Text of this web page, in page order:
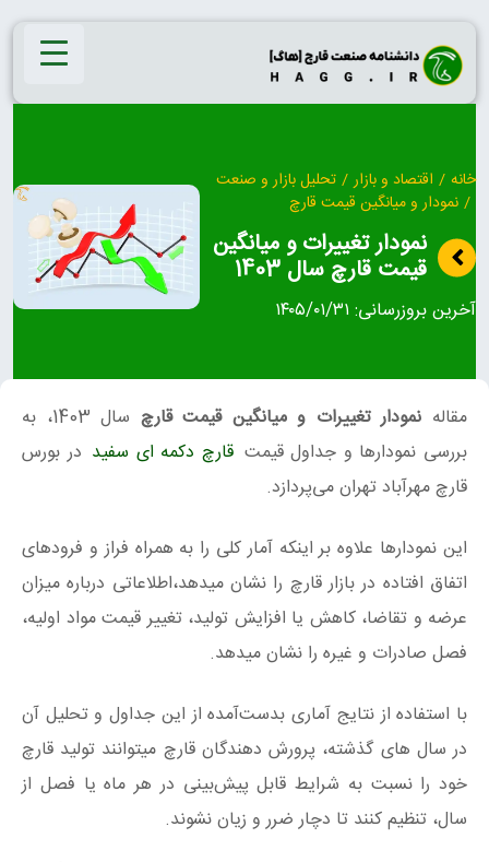
Skip
content
خانه / اقتصاد و بازار / تحلیل بازار و صنعت
/ نمودار و میانگین قیمت قارچ
نمودار تغییرات و میانگین
قیمت قارچ سال 1403
آخرین بروزرسانی: ۱۴۰۵/۰۱/۳۱
مقاله نمودار تغییرات و میانگین قیمت قارچ
سال 1403، به
بررسی نمودارها و جداول قیمت قارچ دکمه ای سفید در بورس
قارچ مهرآباد تهران می‌پردازد.
این نمودارها علاوه بر اینکه آمار کلی را به همراه فراز و فرودهای
اتفاق افتاده در بازار قارچ را نشان میدهد،اطلاعاتی درباره میزان
عرضه و تقاضا، کاهش یا افزایش تولید، تغییر قیمت مواد اولیه،
فصل صادرات و غیره را نشان میدهد.
با استفاده از نتایج آماری بدست‌آمده از این جداول و تحلیل آن
در سال های گذشته، پرورش دهندگان قارچ میتوانند تولید قارچ
خود را نسبت به شرایط قابل پیش‌بینی در هر ماه یا فصل از
سال، تنظیم کنند تا دچار ضرر و زیان نشوند.